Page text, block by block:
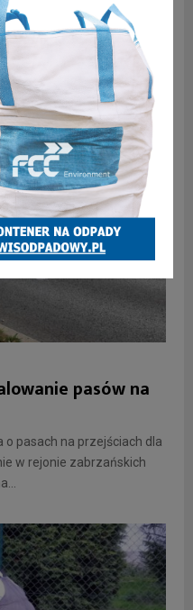
ci, kierowcy, którzy
świetle muszą
które będą...
pasów na
o pasach na przejściach dla
w rejonie zabrzańskich